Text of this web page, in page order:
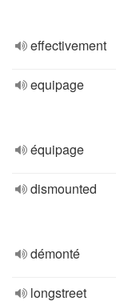
effectivement
equipage
équipage
dismounted
démonté
longstreet